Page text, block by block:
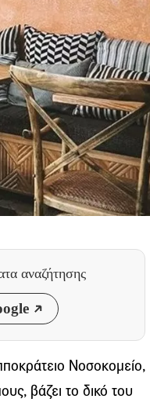
αναζήτησης
Νοσοκομείο,
βάζει το δικό του